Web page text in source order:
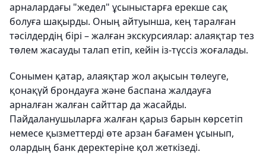
арналардағы "жедел" ұсыныстарға ерекше сақ
болуға шақырды. Оның айтуынша, кең таралған
тәсілдердің бірі – жалған экскурсиялар: алаяқтар тез
төлем жасауды талап етіп, кейін із-түссіз жоғалады.
Сонымен қатар, алаяқтар жол ақысын төлеуге,
қонақүй брондауға және баспана жалдауға
арналған жалған сайттар да жасайды.
Пайдаланушыларға жалған қарыз барын көрсетіп
немесе қызметтерді өте арзан бағамен ұсынып,
олардың банк деректеріне қол жеткізеді.